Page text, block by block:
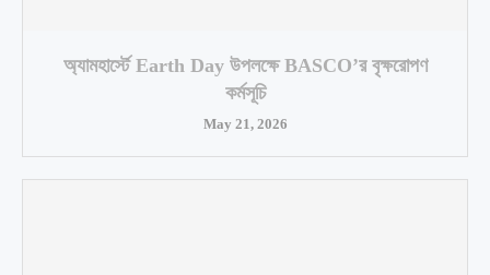
অ্যামহার্স্টে Earth Day উপলক্ষে BASCO’র বৃক্ষরোপণ
কর্মসূচি
May 21, 2026